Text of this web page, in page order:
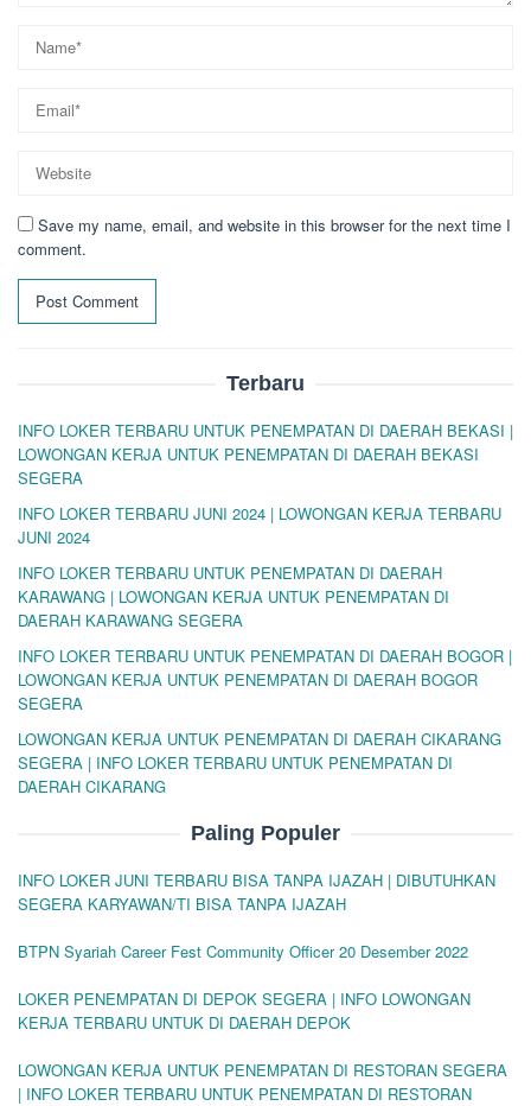
Save my name, email, and website in this browser for the next time I
comment.
Terbaru
INFO LOKER TERBARU UNTUK PENEMPATAN DI DAERAH BEKASI |
LOWONGAN KERJA UNTUK PENEMPATAN DI DAERAH BEKASI
SEGERA
INFO LOKER TERBARU JUNI 2024 | LOWONGAN KERJA TERBARU
JUNI 2024
INFO LOKER TERBARU UNTUK PENEMPATAN DI DAERAH
KARAWANG | LOWONGAN KERJA UNTUK PENEMPATAN DI
DAERAH KARAWANG SEGERA
INFO LOKER TERBARU UNTUK PENEMPATAN DI DAERAH BOGOR |
LOWONGAN KERJA UNTUK PENEMPATAN DI DAERAH BOGOR
SEGERA
LOWONGAN KERJA UNTUK PENEMPATAN DI DAERAH CIKARANG
SEGERA | INFO LOKER TERBARU UNTUK PENEMPATAN DI
DAERAH CIKARANG
Paling Populer
INFO LOKER JUNI TERBARU BISA TANPA IJAZAH | DIBUTUHKAN
SEGERA KARYAWAN/TI BISA TANPA IJAZAH
BTPN Syariah Career Fest Community Officer 20 Desember 2022
LOKER PENEMPATAN DI DEPOK SEGERA | INFO LOWONGAN
KERJA TERBARU UNTUK DI DAERAH DEPOK
LOWONGAN KERJA UNTUK PENEMPATAN DI RESTORAN SEGERA
| INFO LOKER TERBARU UNTUK PENEMPATAN DI RESTORAN